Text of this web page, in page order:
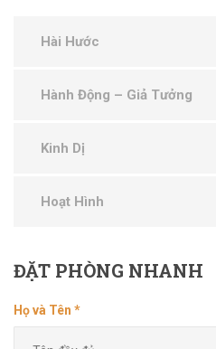
Hài Hước
Hành Động – Giả Tưởng
Kinh Dị
Hoạt Hình
ĐẶTPHÒNG NHANH
Họ và Tên *